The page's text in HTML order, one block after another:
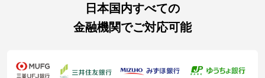
日本国内すべての
金融機関でご対応可能